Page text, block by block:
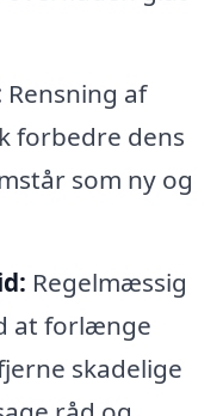
Rensning af
forbedre dens
som ny og
Regelmæssig
at forlænge
skadelige